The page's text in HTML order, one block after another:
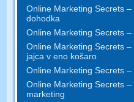
Online Marketing Secrets
dohodka
Online Marketing Secrets
Online Marketing Secrets
jajca v eno košaro
Online Marketing Secrets
Online Marketing Secrets
marketing